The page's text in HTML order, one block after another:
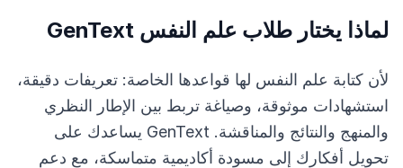
لماذا يختار طلاب علم النفس GenText
لأن كتابة علم النفس لها قواعدها الخاصة: تعريفات دقيقة،
استشهادات موثوقة، وصياغة تربط بين الإطار النظري
والمنهج والنتائج والمناقشة. GenText يساعدك على
تحويل أفكارك إلى مسودة أكاديمية متماسكة، مع دعم